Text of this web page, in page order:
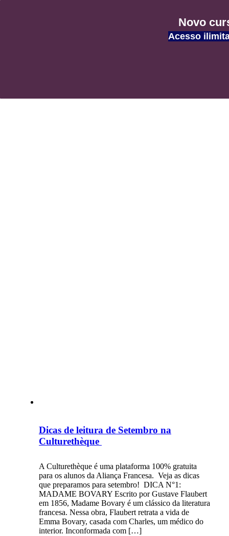
Novo
Acesso
Dicas de leitura de Setembro na
Culturethèque
A Culturethèque é uma plataforma 100% gratuita
para os alunos da Aliança Francesa. Veja as dicas
que preparamos para setembro! DICA N°1:
MADAME BOVARY Escrito por Gustave Flaubert
em 1856, Madame Bovary é um clássico da literatura
francesa. Nessa obra, Flaubert retrata a vida de
Emma Bovary, casada com Charles, um médico do
interior. Inconformada com […]